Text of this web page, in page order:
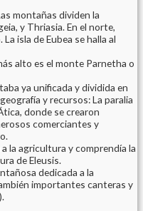
montañas dividen la
y Thriasia. En el norte,
isla de Eubea se halla al
alto es el monte Parnetha o
ya unificada y dividida en
y recursos: La paralia
donde se crearon
comerciantes y
la agricultura y comprendía la
de Eleusis.
dedicada a la
importantes canteras y